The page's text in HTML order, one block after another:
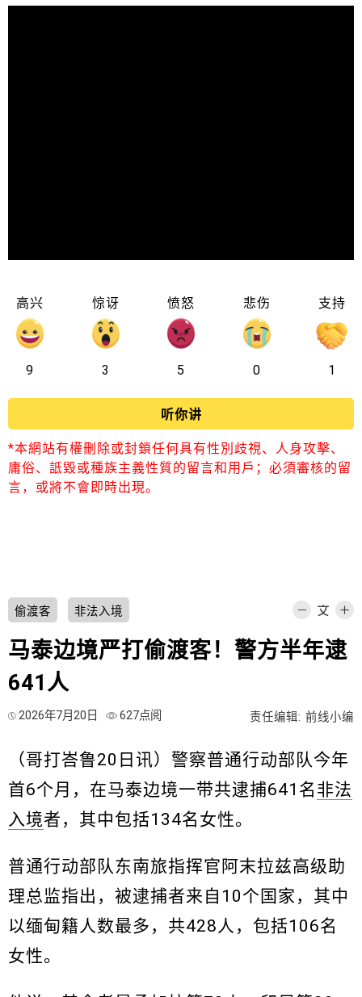
高兴
9
惊讶
3
愤怒
5
悲伤
0
支持
1
听你讲
*本網站有權刪除或封鎖任何具有性別歧視、人身攻擊、
庸俗、詆毀或種族主義性質的留言和用戶；必須審核的留
言，或將不會即時出現。
偷渡客 非法入境
马泰边境严打偷渡客！警方半年逮
641人
2026年7月20日 627点阅 责任编辑: 前线小编
（哥打峇鲁20日讯）警察普通行动部队今年
首6个月，在马泰边境一带共逮捕641名 非法
入境者，其中包括134名女性。
普通行动部队东南旅指挥官阿末拉兹高级助
理总监指出，被逮捕者来自10个国家，其中
以缅甸籍人数最多，共428人，包括106名
女性。